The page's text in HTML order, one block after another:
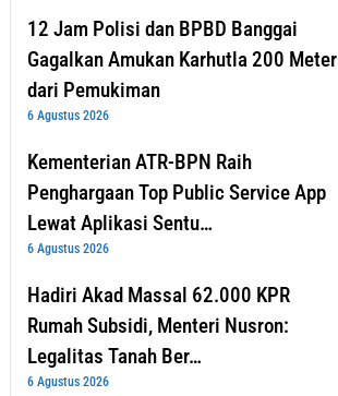
12 Jam Polisi dan BPBD Banggai
Gagalkan Amukan Karhutla 200 Meter
dari Pemukiman
6 Agustus 2026
Kementerian ATR-BPN Raih
Penghargaan Top Public Service App
Lewat Aplikasi Sentu…
6 Agustus 2026
Hadiri Akad Massal 62.000 KPR
Rumah Subsidi, Menteri Nusron:
Legalitas Tanah Ber…
6 Agustus 2026